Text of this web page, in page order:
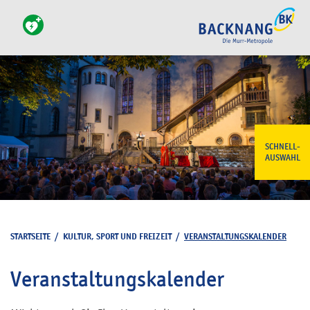
SCHNELL-
AUSWAHL
STARTSEITE / KULTUR, SPORT UND FREIZEIT/ VERANSTALTUNGSKALENDER
Veranstaltungskalender